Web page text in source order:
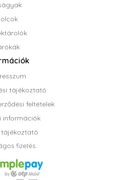
tájékoztató
feltételek
információk
tájékoztató
fizetés: